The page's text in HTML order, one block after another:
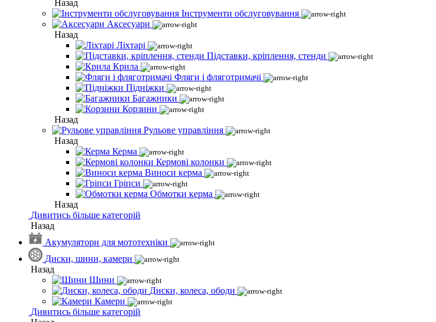
Назад
Інструменти обслуговування
Аксесуари
Назад
Ліхтарі
Підставки, кріплення, стенди
Крила
Фляги і фляготримачі
Підніжки
Багажники
Корзини
Назад
Рульове управління
Назад
Керма
Кермові колонки
Виноси керма
Гріпси
Обмотки керма
Назад
Дивитись більше категорій
Назад
Акумулятори для мототехніки
Диски, шини, камери
Назад
Шини
Диски, колеса, ободи
Камери
Дивитись більше категорій